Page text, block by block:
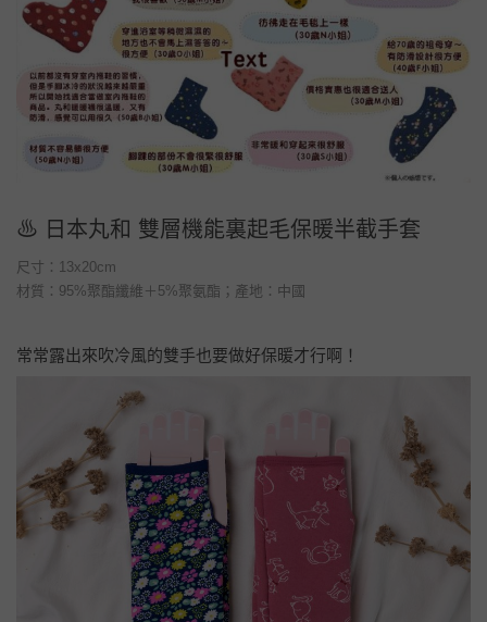
♨ 日本丸和 雙層機能裏起毛保暖半截手套
尺寸：13x20cm
材質：95%聚酯纖維＋5%聚氨酯；產地：中國
常常露出來吹冷風的雙手也要做好保暖才行啊！